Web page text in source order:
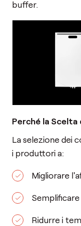
buffer.
Perché la
La selezione dei
i produttori a:
Migliorare
Ridurre i